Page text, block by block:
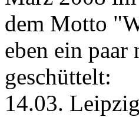
dem Motto
eben ein
geschüttelt:
14.03. Leipzig